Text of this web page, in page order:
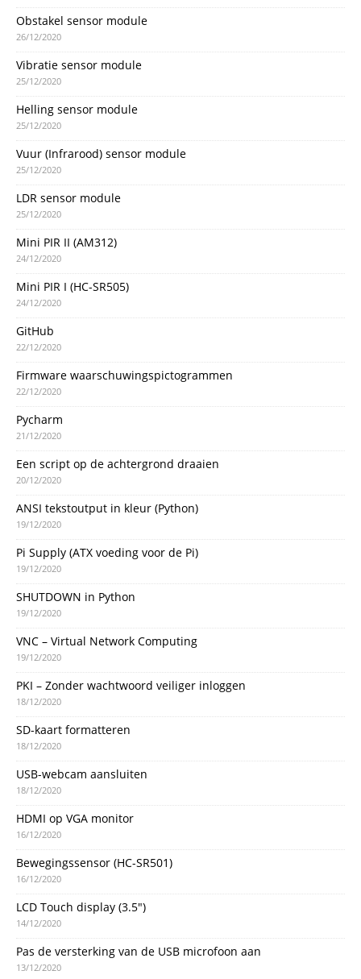
Obstakel sensor module
26/12/2020
Vibratie sensor module
25/12/2020
Helling sensor module
25/12/2020
Vuur (Infrarood) sensor module
25/12/2020
LDR sensor module
25/12/2020
Mini PIR II (AM312)
24/12/2020
Mini PIR I (HC-SR505)
24/12/2020
GitHub
22/12/2020
Firmware waarschuwingspictogrammen
22/12/2020
Pycharm
21/12/2020
Een script op de achtergrond draaien
20/12/2020
ANSI tekstoutput in kleur (Python)
19/12/2020
Pi Supply (ATX voeding voor de Pi)
19/12/2020
SHUTDOWN in Python
19/12/2020
VNC – Virtual Network Computing
19/12/2020
PKI – Zonder wachtwoord veiliger inloggen
18/12/2020
SD-kaart formatteren
18/12/2020
USB-webcam aansluiten
18/12/2020
HDMI op VGA monitor
16/12/2020
Bewegingssensor (HC-SR501)
16/12/2020
LCD Touch display (3.5″)
14/12/2020
Pas de versterking van de USB microfoon aan
13/12/2020